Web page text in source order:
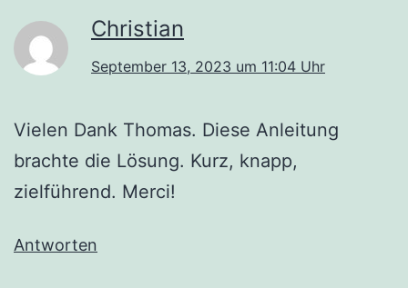
Christian
September 13, 2023 um 11:04 Uhr
Vielen Dank Thomas. Diese Anleitung
brachte die Lösung. Kurz, knapp,
zielführend. Merci!
Antworten